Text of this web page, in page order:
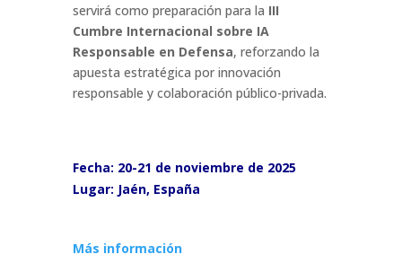
servirá como preparación para la III
Cumbre Internacional sobre IA
Responsable en Defensa, reforzando la
apuesta estratégica por innovación
responsable y colaboración público-privada.
Fecha: 20-21 de noviembre de 2025
Lugar: Jaén, España
Más información